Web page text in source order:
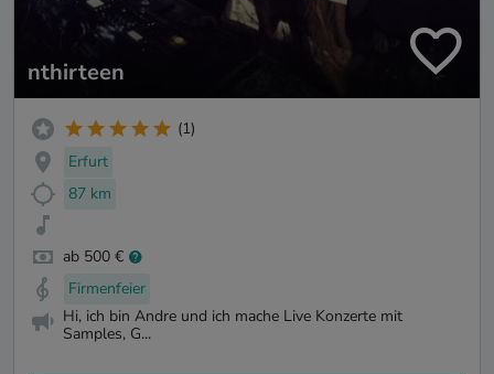
nthirteen
(1)
Erfurt
87 km
ab 500 €
Firmenfeier
Hi, ich bin Andre und ich mache Live Konzerte mit
Samples, G...